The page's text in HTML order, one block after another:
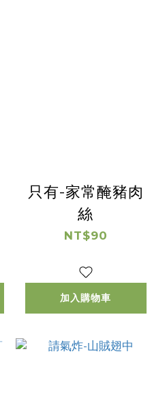
只有-家常醃豬肉
絲
NT$90
加入購物車